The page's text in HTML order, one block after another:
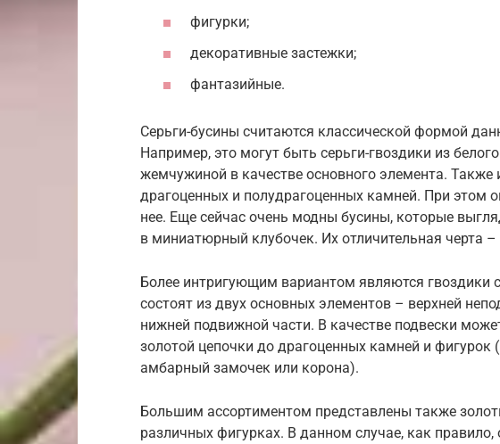
фигурки;
декоративные застежки;
фантазийные.
Серьги-бусины считаются классической формой
Например, это могут быть серьги-гвоздики из
жемчужиной в качестве основного элемента. Также
драгоценных и полудрагоценных камней. При этом
нее. Еще сейчас очень модны бусины, которые
в миниатюрный клубочек. Их отличительная черта
Более интригующим вариантом являются гвоздики
состоят из двух основных элементов – верхней
нижней подвижной части. В качестве подвески
золотой цепочки до драгоценных камней и
амбарный замочек или корона).
Большим ассортиментом представлены также
различных фигурках. В данном случае, как правило,